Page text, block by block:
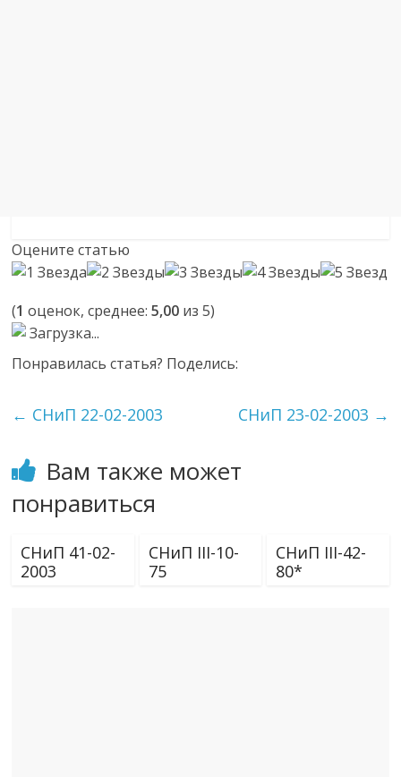
Оцените статью
(1 оценок, среднее:5,00 из 5)
Загрузка...
Понравилась статья? Поделись:
← СНиП 22-02-2003 СНиП 23-02-2003 →
Вам также может
понравиться
СНиП 41-02-
2003
СНиП III-10-
75
СНиП III-42-
80*